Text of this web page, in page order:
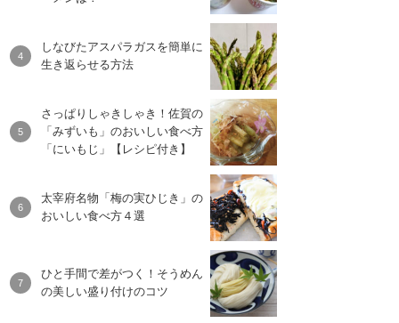
しなびたアスパラガスを簡単に
生き返らせる方法
さっぱりしゃきしゃき！佐賀の
「みずいも」のおいしい食べ方
「にいもじ」【レシピ付き】
太宰府名物「梅の実ひじき」の
おいしい食べ方４選
ひと手間で差がつく！そうめん
の美しい盛り付けのコツ